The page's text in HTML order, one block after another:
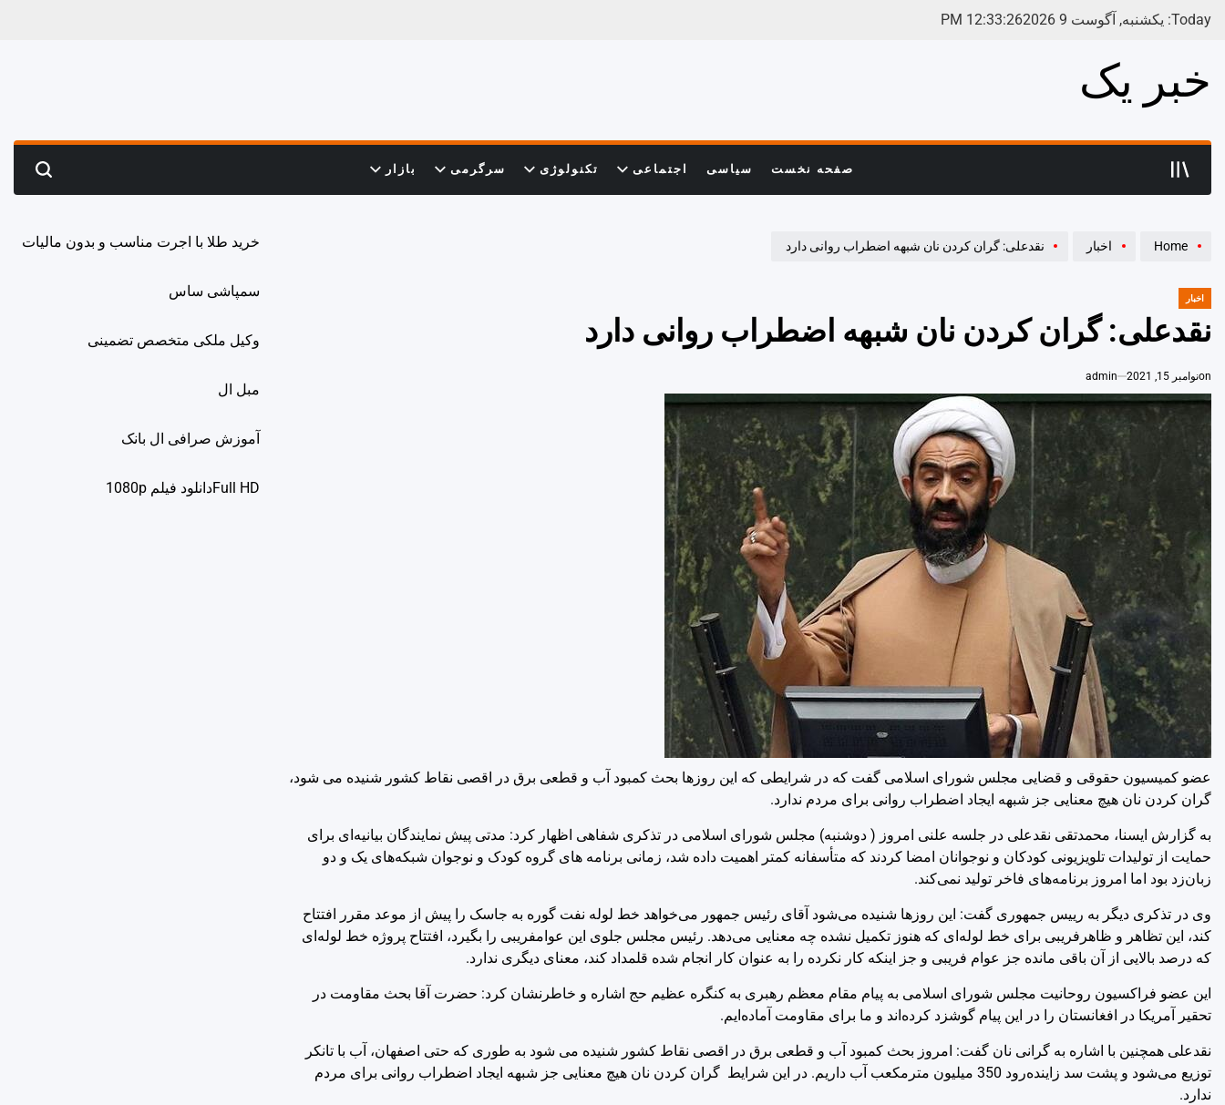
Today: یکشنبه, آگوست 9 2026 12:33:27
PM
خبر یک
صفحه نخست سیاسی اجتماعی تکنولوژی سرگرمی بازار Search
Home اخبار نقدعلی: گران کردن نان شبهه اضطراب روانی دارد
POSTED
اخبار
نقدعلی: گران کردن نان شبهه اضطراب روانی دارد
onنوامبر 15, 2021 admin
عضو کمیسیون حقوقی ‌و قضایی مجلس شورای اسلامی گفت که در شرایطی که این روزها بحث کمبود آب و قطعی برق در اقصی نقاط کشور شنیده می شود،
گران کردن نان هیچ معنایی جز شبهه ایجاد اضطراب روانی برای مردم ندارد.
به گزارش ایسنا، محمدتقی نقدعلی در جلسه علنی امروز ( دوشنبه) مجلس شورای اسلامی در تذکری شفاهی اظهار کرد: مدتی پیش نمایندگان بیانیه‌ای برای
حمایت از تولیدات تلویزیونی کودکان و نوجوانان امضا کردند که متأسفانه کمتر اهمیت داده شد، زمانی برنامه های گروه کودک و نوجوان شبکه‌های یک و دو
زبان‌زد بود اما امروز برنامه‌های فاخر تولید نمی‌کند.
وی در تذکری دیگر به رییس جمهوری گفت: این روزها شنیده می‌شود آقای رئیس جمهور می‌خواهد خط لوله نفت گوره به جاسک را پیش از موعد مقرر افتتاح
کند، این تظاهر و ظاهرفریبی برای خط لوله‌ای که هنوز تکمیل نشده چه معنایی می‌دهد. رئیس مجلس جلوی این عوامفریبی را بگیرد، افتتاح پروژه خط لوله‌ای
که درصد بالایی از آن باقی مانده جز عوام فریبی و جز اینکه کار نکرده را به عنوان کار انجام شده قلمداد کند، معنای دیگری ندارد.
این عضو فراکسیون روحانیت مجلس شورای اسلامی به پیام مقام معظم رهبری به کنگره عظیم حج اشاره و خاطرنشان کرد: حضرت آقا بحث مقاومت در
تحقیر آمریکا در افغانستان را در این پیام گوشزد کرده‌اند و ما برای مقاومت آماده‌ایم.
نقدعلی همچنین با اشاره به گرانی نان گفت: امروز بحث کمبود آب و قطعی برق در اقصی نقاط کشور شنیده می شود به طوری که حتی اصفهان، آب با تانکر
توزیع می‌شود و پشت سد زاینده‌رود 350 میلیون مترمکعب آب داریم. در این شرایط گران کردن نان هیچ معنایی جز شبهه ایجاد اضطراب روانی برای مردم
ندارد.
خرید طلا با اجرت مناسب و بدون مالیات
سمپاشی ساس
وکیل ملکی متخصص تضمینی
مبل ال
آموزش صرافی ال بانک
Full HDدانلود فيلم 1080p